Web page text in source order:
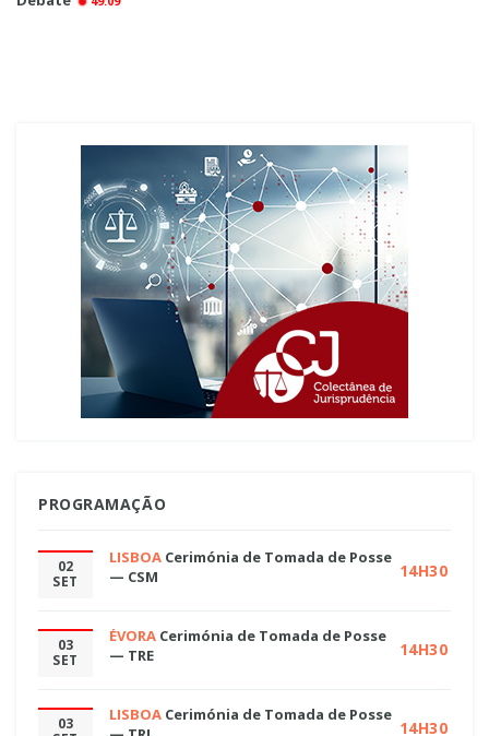
PROGRAMAÇÃO
02
SET
LISBOA Cerimónia de Tomada de Posse
— CSM
14H30
03
SET
ÉVORA Cerimónia de Tomada de Posse
— TRE
14H30
03
LISBOA Cerimónia de Tomada de Posse
14H30